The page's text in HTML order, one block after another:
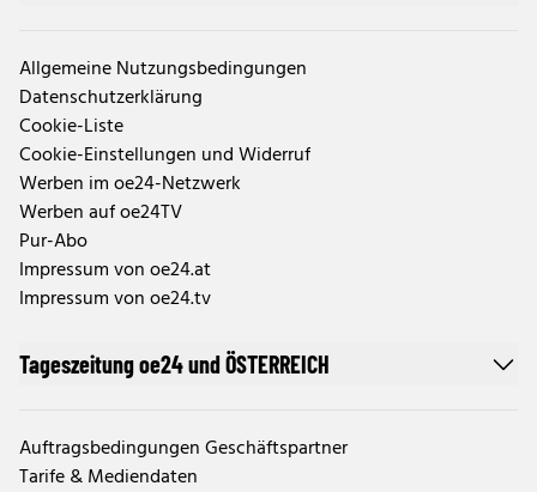
Allgemeine Nutzungsbedingungen
Datenschutzerklärung
Cookie-Liste
Cookie-Einstellungen und Widerruf
Werben im oe24-Netzwerk
Werben auf oe24TV
Pur-Abo
Impressum von oe24.at
Impressum von oe24.tv
Tageszeitung oe24 und ÖSTERREICH
Auftragsbedingungen Geschäftspartner
Tarife & Mediendaten